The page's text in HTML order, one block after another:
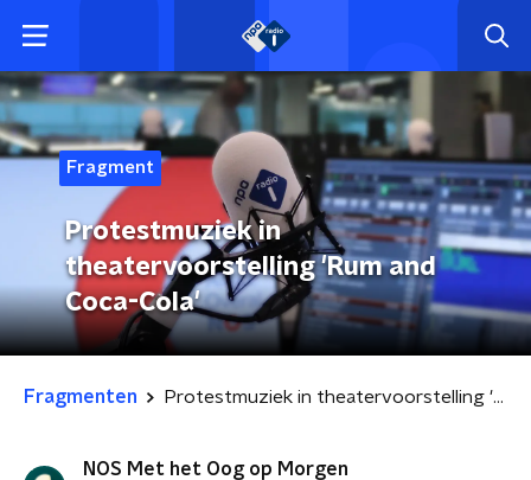
Fragment
Protestmuziek in
theatervoorstelling 'Rum and
Coca-Cola'
Fragmenten Protestmuziek in theatervoorstelling 'Rum and Coca-Cola'
NOS Met het Oog op Morgen